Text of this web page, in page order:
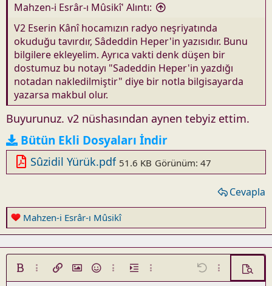
Mahzen-i Esrâr-ı Mûsikî' Alıntı:
V2 Eserin Kânî hocamızın radyo neşriyatında
okuduğu tavırdır, Sâdeddin Heper'in yazısıdır. Bunu
bilgilere ekleyelim. Ayrıca vakti denk düşen bir
dostumuz bu notayı "Sadeddin Heper'in yazdığı
notadan nakledilmiştir" diye bir notla bilgisayarda
yazarsa makbul olur.
Buyurunuz. v2 nüshasından aynen tebyiz ettim.
Bütün Ekli Dosyaları İndir
Sûzidil Yürük.pdf 51.6 KB Görünüm: 47
Cevapla
R
e
c
t
i
Mahzen-i Esrâr-ı Mûsikî
Kalın Daha fazla seçenek...
Link ekleResim ekle
İfadelerDaha fazla seçenek...
GirintiDaha fazla seçenek...
Geri alDaha fazla
Ön